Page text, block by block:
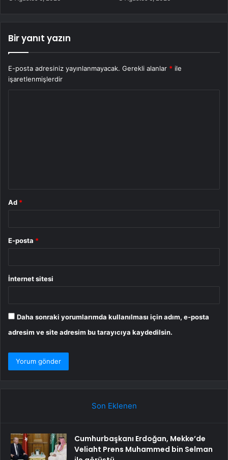
Bir yanıt yazın
E-posta adresiniz yayınlanmayacak. Gerekli alanlar * ile
işaretlenmişlerdir
Ad *
E-posta *
İnternet sitesi
Daha sonraki yorumlarımda kullanılması için adım, e-posta
adresim ve site adresim bu tarayıcıya kaydedilsin.
Son Eklenen
Cumhurbaşkanı Erdoğan, Mekke’de
Veliaht Prens Muhammed bin Selman